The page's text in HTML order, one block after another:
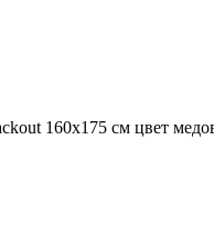
160х175 см цвет